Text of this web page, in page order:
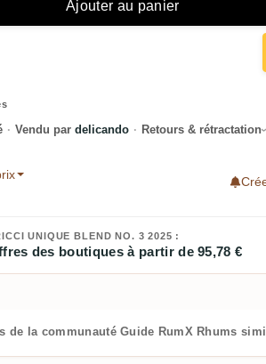
Ajouter au panier
· Vendu par delicando · Retours & rétractation
UNIQUE BLEND NO. 3 2025 :
des boutiques à partir de 95,78 €
de la communauté Guide RumX Rhums